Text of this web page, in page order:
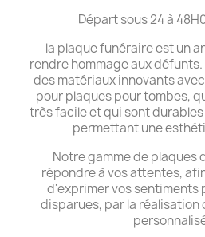
Départ sous 24 à
la plaque funéraire est un
rendre hommage aux
des matériaux innovants
pour plaques pour tombes,
très facile et qui sont
permettant une
Notre gamme de plaques
répondre à vos attentes,
d'exprimer vos sentiments
disparues, par la réalisation